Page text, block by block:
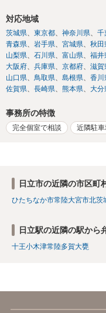
対応地域
茨城県 東京都 神奈川県 千
青森県
岩手県 宮城県 秋田
山梨県
石川県 富山県 福井
大阪府
兵庫県 京都府 滋賀
山口県
鳥取県 島根県 香川
佐賀県
長崎県 熊本県 大分
事務所の特徴
完全個室で相談 近隣駐車
日立市の近隣の市区町
ひたちなか市常陸大宮市北茨
日立駅の近隣の駅から
十王小木津常陸多賀大甕